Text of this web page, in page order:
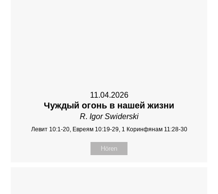
11.04.2026
Чуждый огонь в нашей жизни
R. Igor Swiderski
Левит 10:1-20, Евреям 10:19-29, 1 Коринфянам 11:28-30
Hören